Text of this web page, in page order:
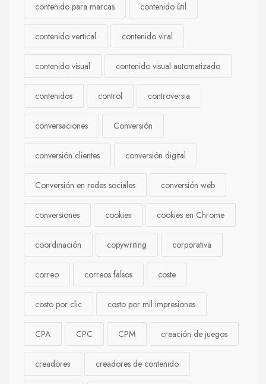
contenido para marcas contenido útil
contenido vertical contenido viral
contenido visual contenido visual automatizado
contenidos control controversia
conversaciones Conversión
conversión clientes conversión digital
Conversión en redes sociales conversión web
conversiones cookies cookies en Chrome
coordinación copywriting corporativa
correo correos falsos coste
costo por clic costo por mil impresiones
CPA CPC CPM creación de juegos
creadores creadores de contenido